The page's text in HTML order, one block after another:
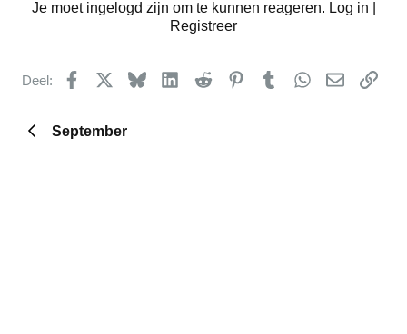
Je moet ingelogd zijn om te kunnen reageren. Log in |
Registreer
Deel: Facebook BlueskyLinkedInReddit PinterestTumblrWhatsApp
E-mail
September